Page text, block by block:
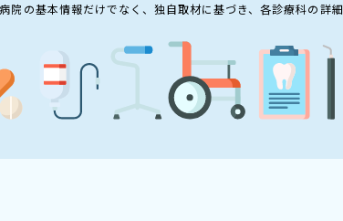
病院の基本情報だけでなく、独自取材に基づき、各診療科の詳